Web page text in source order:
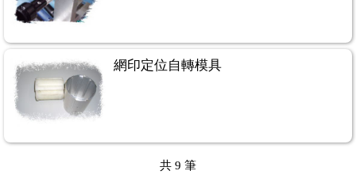
網印定位自轉模具
共 9 筆